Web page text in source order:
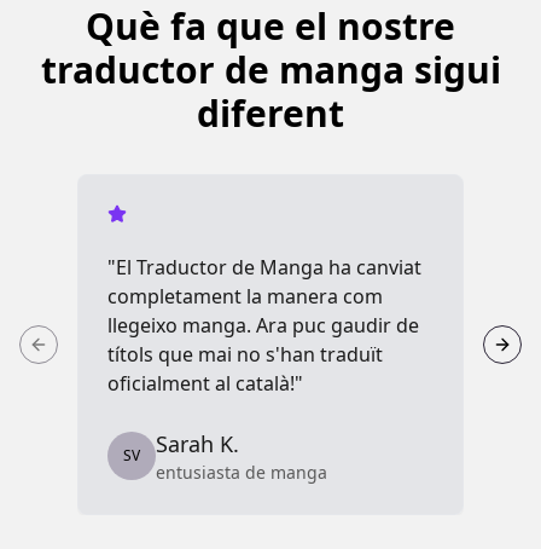
Què fa que el nostre
traductor de manga sigui
diferent
"El Traductor de Manga ha canviat
completament la manera com
llegeixo manga. Ara puc gaudir de
títols que mai no s'han traduït
oficialment al català!"
SV Sarah K.
entusiasta de manga